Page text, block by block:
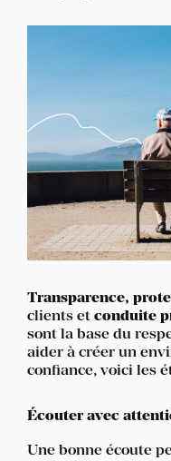
Transparence,
clients et conduite
sont la base du
aider à créer un
confiance, voici les
Écouter avec
Une bonne écoute